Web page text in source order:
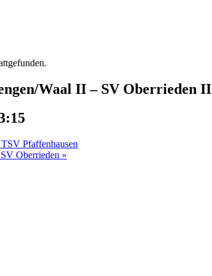
Waal II – SV Oberrieden II
Pfaffenhausen
Oberrieden »